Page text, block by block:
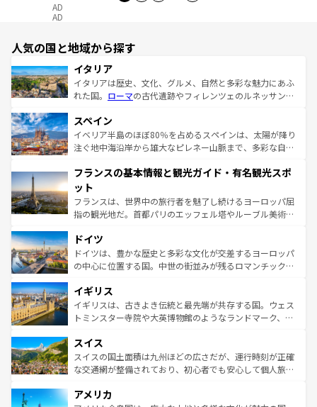
AD
AD
人気の国と地域から探す
イタリア
イタリアは歴史、文化、グルメ、自然と多彩な魅力にあふ
れた国。 ローマの古代遺跡やフィレンツェのルネッサンス
ろん、トスカーナの美しい田園風景やアマルフィ海岸の絶
景など、自然景観も見逃せない。観光の合間には、本場の
ピザやパスタなど、絶品のイタリア料理を堪能することも
ませてくれるイタリアで、忘れられない旅をしてみよう！
なお、新着のイタリア情報は
しい。
スペイン
イベリア半島のほぼ80％を占めるスペインは、太陽が降り
注ぐ地中海沿岸から雄大なピレネー山脈まで、多彩な自然
文化が根付くこの国では、情熱的なフラメンコ、熱気あふ
れる闘牛、そして美味しいタパスが生活の一部となってい
る。首都マドリードの洗練された雰囲気や、バルセロナの
アートに溢れた街角から、地方では古代ローマ遺跡や中世
せる。地方によって風土や気候が異なるスペインはその個
性で訪れる人を魅了する。 なお、新着のスペイン情報は コ
ンテンツ一覧を参照してほしい。
フランスの基本情報と観光ガイド・有名観光スポ
ット
フランスは、世界中の旅行者を魅了し続けるヨーロッパ屈
指の観光地だ。首都パリのエッフェル塔やルーブル美術館
で、幅広い魅力が詰まっている。華麗な宮殿、歴史的な大
聖堂、美しいビーチ、そして豊かな自然が、訪れる者を心
から魅了する。また、フランスは美食の国としても知ら
いる。シャンパンの発祥地であるランス、プロヴァンスの
香り高いラベンダー畑など、多彩な楽しみ方が可能だ。さ
らに、パリ以外の地域にも魅力が溢れており、どの街角に
れる地方に足を運ぶとそれぞれで全く異なる文化を体験で
きるだろう。 なお、新着のフランス情報はコンテンツ一覧
を参照してほしい。
ドイツ
ドイツは、豊かな歴史と多彩な文化が交差するヨーロッパ
の中心に位置する国。中世の街並みが残るロマンチック街
顔を持つこの国は、どこを歩いても飽きることがない。ベ
ルリンの文化的活気、バイエルン州のアルプスの絶景、そ
してライン川沿いのワイン畑といった風景は必見。ビール
は、お酒好きな人にはぜひ体験してほしい。 なお、新着の
ドイツ情報はコンテンツ一覧を参照してほしい。
イギリス
イギリスは、古きよき伝統と最先端が共存する国。ウェス
トミンスター寺院や大英博物館のようなランドマーク、歴
リアごとに異なる魅力がある。また、優雅なアフタヌーン
ティー、ビール好きにはたまらない英国パブ、サッカー観
戦など、本場だからこそできる体験も豊富。イギリスを旅
ンツ一覧を参照してほしい。
スイス
スイスの国土面積は九州ほどの広さだが、運行時刻が正確
な交通網が整備されており、初心者でも安心して個人旅行
の建物がそのまま残る町や、スイスならではのユニークな
アメリカ